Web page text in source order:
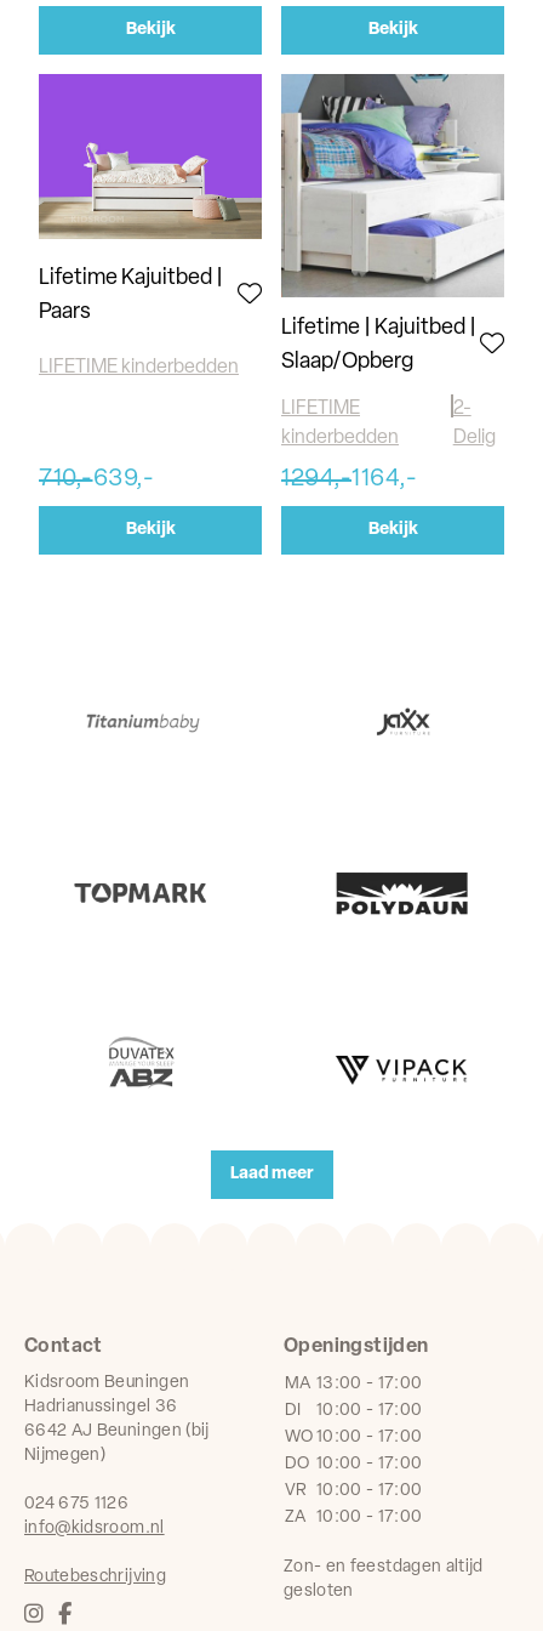
Bekijk Bekijk
Lifetime Kajuitbed |
Paars
LIFETIME kinderbedden
710,-639,-
Bekijk
Lifetime | Kajuitbed |
Slaap/Opberg
LIFETIME
kinderbedden
2-
Delig
1294,-1164,-
Bekijk
Laad meer
Contact
Kidsroom Beuningen
Hadrianussingel 36
6642 AJ Beuningen (bij
Nijmegen)
024 675 1126
info@kidsroom.nl
Routebeschrijving
Openingstijden
MA 13:00 - 17:00
DI
10:00 - 17:00
WO 10:00 - 17:00
DO 10:00 - 17:00
VR 10:00 - 17:00
ZA 10:00 - 17:00
Zon- en feestdagen altijd
gesloten